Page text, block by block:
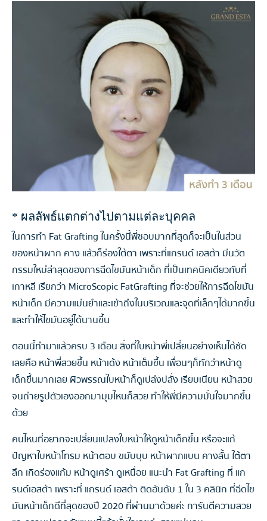
* ผลลัพธ์แตกต่างไปตามแต่ละบุคคล
ในการทำ Fat Grafting ในครั้งนี้พี่ชอบมากที่สุดก็จะเป็นในส่วน
ของหน้าผาก คาง แล้วก็ร่องใต้ตา เพราะที่แกรนด์ เอสต้า มีนวัต
กรรมใหม่ล่าสุดของการฉีดไขมันหน้าเด็ก ที่เป็นเทคนิคเดียวกับที่
เกาหลี เรียกว่า MicroScopic FatGrafting ที่จะช่วยให้การฉีดไขมัน
หน้าเด็ก มีความแม่นยำและเข้าถึงในบริเวณและจุดที่เล็กๆได้มากขึ้น
และทำให้ไขมันอยู่ได้นานขึ้น
ตอนนี้ทำมาแล้วครบ 3 เดือน สิ่งที่ใบหน้าพี่เปลี่ยนอย่างเห็นได้ชัด
เลยคือ หน้าพี่สวยขึ้น หน้าเด้ง หน้าเต็มขึ้น เพื่อนๆก็ทักว่าหน้าดู
เด็กขึ้นมากเลย ผิวพรรณใบหน้าก็ดูเปล่งปลั่ง เรียบเนียน หน้าสวย
จนถ่ายรูปตัวเองออกมามุมไหนก็สวย ทำให้พี่มีความมั่นใจมากขึ้น
ด้วย
คนไหนที่อยากจะเปลี่ยนแปลงใบหน้าให้ดูหน้าเด็กขึ้น หรือจะแก้
ปัญหาใบหน้าโทรม หน้าตอบ ขมับบุบ หน้าผากแบน คางสั้น ใต้ตา
ลึก เกิดร่องแก้ม หน้าดูเศร้า ดูเหนื่อย แนะนำ Fat Grafting ที่ แก
รนด์เอสต้า เพราะที่ แกรนด์ เอสต้า ติดอันดับ 1 ใน 3 คลินิก ที่ฉีดไข
มันหน้าเด็กดีที่สุดของปี 2020 ที่ผ่านมาด้วยค่ะ การันตีความสวย